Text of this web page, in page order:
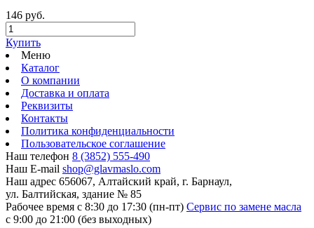
146 руб.
Купить
Меню
Каталог
О компании
Доставка и оплата
Реквизиты
Контакты
Политика конфиденциальности
Пользовательское соглашение
Наш телефон 8 (3852) 555-490
Наш E-mail shop@glavmaslo.com
Наш адрес 656067, Алтайский край, г. Барнаул,
ул. Балтийская, здание № 85
Рабочее время с 8:30 до 17:30 (пн-пт) Сервис по замене масла
с 9:00 до 21:00 (без выходных)